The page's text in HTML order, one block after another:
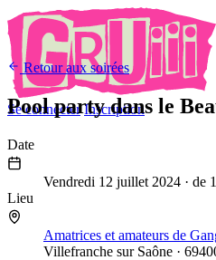
Se connecter Inscription
Retour aux soirées
Pool party dans le
Date
Vendredi 12 juillet 2024 · de
Lieu
Amatrices et amateurs de
Villefranche sur Saône ·